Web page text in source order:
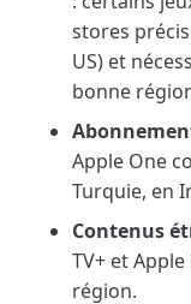
stores
US) et
bonne
Apple One
Turquie, en
Contenus
TV+ et
région.